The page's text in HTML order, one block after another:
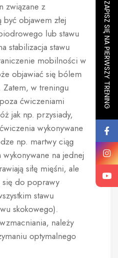
związane z
objawem złej
lub stawu
stabilizacja stawu
mobilności w
objawiać się bólem
w treningu
ćwiczeniami
jak np. przysiady,
wykonywane
np. martwy ciąg
na jednej
siłę mięśni, ale
się do poprawy
stawu
skokowego).
należy
optymalnego
ZAPISZ SIĘ NA PIERWSZY TRENING